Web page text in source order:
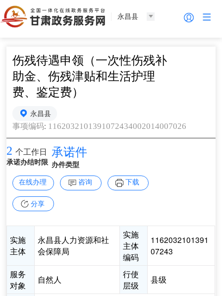
永昌县
伤残待遇申领（一次性伤残补
助金、伤残津贴和生活护理
费、鉴定费）
永昌县
事项编码: 1162032101391072434002014007026
2 个工作日
承诺办结时限
承诺件
办件类型
在线办理 咨询 下载
分享
实施
主体
永昌县人力资源和社
会保障局
实施
主体
编码
1162032101391
07243
服务
对象
自然人
行使
层级
县级